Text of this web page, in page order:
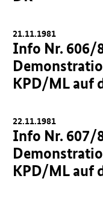
21.11.1981
Info Nr. 606/
KPD/ML auf
22.11.1981
Info Nr. 607/
KPD/ML auf